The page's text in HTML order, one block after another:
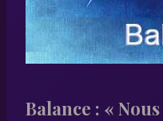
Balance : «